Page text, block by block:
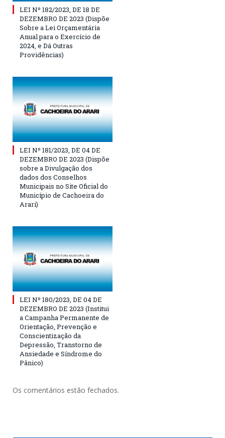
LEI Nº 182/2023, DE 18 DE
DEZEMBRO DE 2023 (Dispõe
Sobre a Lei Orçamentária
Anual para o Exercício de
2024, e Dá Outras
Providências)
LEI Nº 181/2023, DE 04 DE
DEZEMBRO DE 2023 (Dispõe
sobre a Divulgação dos
dados dos Conselhos
Municipais no Site Oficial do
Município de Cachoeira do
Arari)
LEI Nº 180/2023, DE 04 DE
DEZEMBRO DE 2023 (Institui
a Campanha Permanente de
Orientação, Prevenção e
Conscientização da
Depressão, Transtorno de
Ansiedade e Síndrome do
Pânico)
Os comentários estão fechados.